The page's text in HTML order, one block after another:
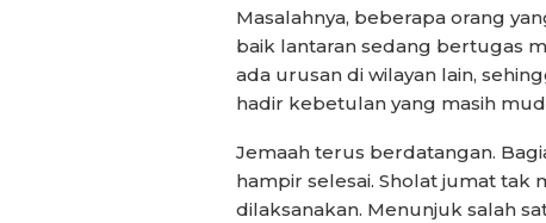
Masalahnya, beberapa orang
baik lantaran sedang bertugas
ada urusan di wilayan lain,
hadir kebetulan yang masih
Jemaah terus berdatangan.
hampir selesai. Sholat jumat tak
dilaksanakan. Menunjuk salah